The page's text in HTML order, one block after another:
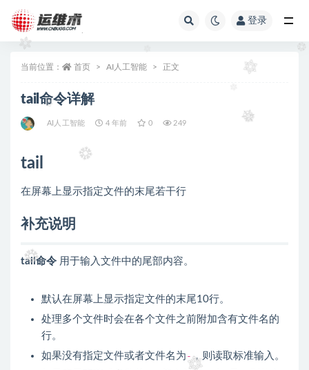
登录
当前位置： 首页 AI人工智能 正文
tail命令详解
AI人工智能 4 年前 0 249
tail
在屏幕上显示指定文件的末尾若干行
补充说明
tail命令 用于输入文件中的尾部内容。
默认在屏幕上显示指定文件的末尾10行。
处理多个文件时会在各个文件之前附加含有文件名的
行。
如果没有指定文件或者文件名为 - ，则读取标准输入。